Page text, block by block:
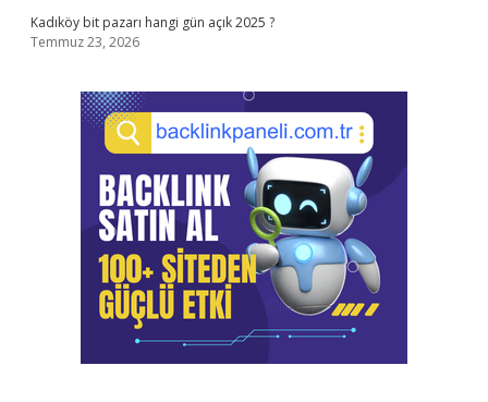
Kadıköy bit pazarı hangi gün açık 2025 ?
Temmuz 23, 2026